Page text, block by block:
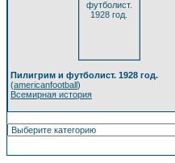
Пилигрим и футболист. 1928 год.
(americanfootball)
Всемирная история